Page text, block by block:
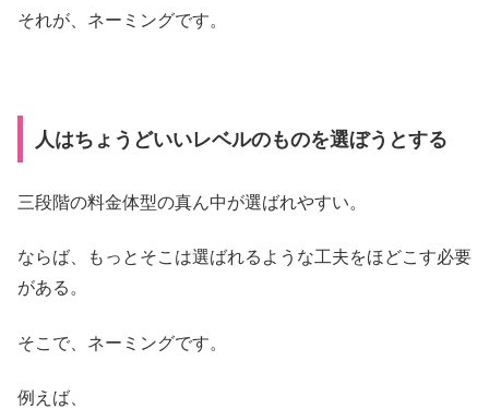
それが、ネーミングです。
人はちょうどいいレベルのものを選ぼうとする
三段階の料金体型の真ん中が選ばれやすい。
ならば、もっとそこは選ばれるような工夫をほどこす必要
がある。
そこで、ネーミングです。
例えば、